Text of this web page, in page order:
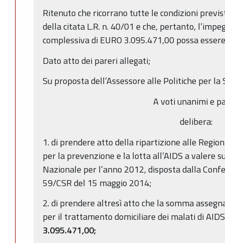
Ritenuto che ricorrano tutte le condizioni
della citata L.R. n. 40/01 e che, pertanto,
complessiva di EURO 3.095.471,00 possa
Dato atto dei pareri allegati;
Su proposta dell’Assessore alle Politiche per la
A voti unanimi e
delibera:
1. di prendere atto della ripartizione alle
per la prevenzione e la lotta all’AIDS a valere
Nazionale per l’anno 2012, disposta dalla
59/CSR del 15 maggio 2014;
2. di prendere altresì atto che la somma
per il trattamento domiciliare dei malati di
3.095.471,00;